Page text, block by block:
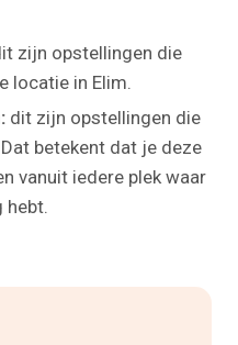
zijn opstellingen die
locatie in Elim.
dit zijn opstellingen die
betekent dat je deze
vanuit iedere plek waar
hebt.